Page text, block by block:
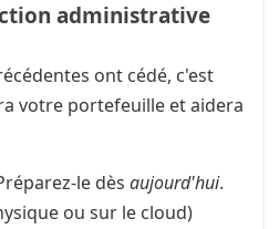
administrative
ont cédé, c'est
votre portefeuille et aidera
le dès aujourd'hui.
ou sur le cloud)